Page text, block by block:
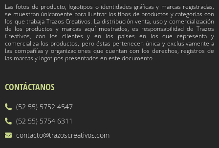
Las fotos de producto, logotipos o identidades gráficas y marcas registradas,
se muestran únicamente para ilustrar los tipos de productos y categorías con
los que trabaja Trazos Creativos. La distribución venta, uso y comercialización
de los productos y marcas aquí mostrados, es responsabilidad de Trazos
Creativos, con los clientes y en los países en los que representa y
comercializa los productos, pero éstas pertenecen única y exclusivamente a
las compañías y organizaciones que cuentan con los derechos, registros de
las marcas y logotipos presentados en este documento.
CONTÁCTANOS
(52 55) 5752 4547
(52 55) 5754 6311
contacto@trazoscreativos.com